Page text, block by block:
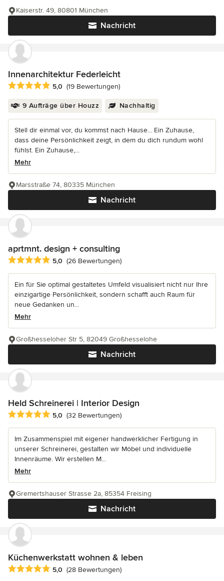
Nachricht
Kaiserstr. 49, 80801 München
Innenarchitektur Federleicht
Durchschnittliche Bewertung: 5 von 5 Sternen
5,0 (19 Bewertungen)
9 Aufträge über Houzz Nachhaltig
Stell dir einmal vor, du kommst nach Hause... Ein Zuhause,
dass deine Persönlichkeit zeigt, in dem du dich rundum wohl
fühlst. Ein Zuhause,...
Mehr
Nachricht
Marsstraße 74, 80335 München
aprtmnt. design + consulting
Durchschnittliche Bewertung: 5 von 5 Sternen
5,0 (26 Bewertungen)
Ein für Sie optimal gestaltetes Umfeld visualisiert nicht nur Ihre
einzigartige Persönlichkeit, sondern schafft auch Raum für
neue Gedanken un...
Mehr
Nachricht
Großhesseloher Str 5, 82049 Großhesselohe
Held Schreinerei | Interior Design
Durchschnittliche Bewertung: 5 von 5 Sternen
5,0 (32 Bewertungen)
Im Zusammenspiel mit eigener handwerklicher Fertigung in
unserer Schreinerei, gestalten wir Möbel und individuelle
Innenräume. Wir erstellen M...
Mehr
Nachricht
Gremertshauser Strasse 2a, 85354 Freising
Küchenwerkstatt wohnen & leben
Durchschnittliche Bewertung: 5 von 5 Sternen
5,0 (28 Bewertungen)